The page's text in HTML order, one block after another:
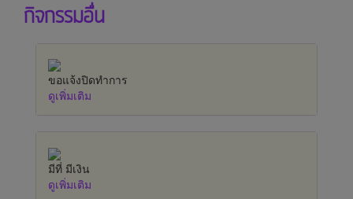
กิจกรรมอื่น
ขอแจ้งปิดทำการ
ดูเพิ่มเติม
มีที่ มีเงิน
ดูเพิ่มเติม